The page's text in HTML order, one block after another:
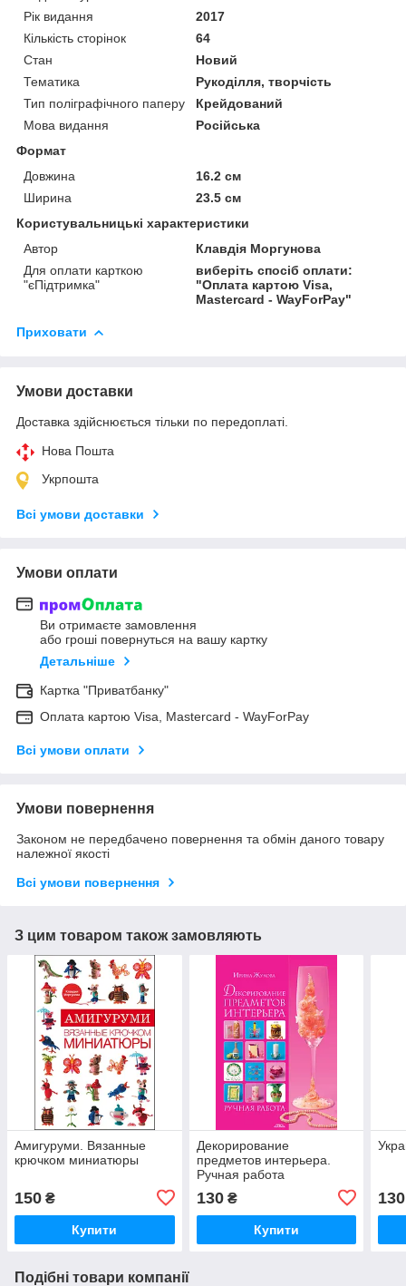
Рік видання
2017
Кількість сторінок
64
Стан
Новий
Тематика
Рукоділля, творчість
Тип поліграфічного паперу
Крейдований
Мова видання
Російська
Формат
Довжина
16.2 см
Ширина
23.5 см
Користувальницькі характеристики
Автор
Клавдія Моргунова
Для оплати карткою
"єПідтримка"
виберіть спосіб оплати:
"Оплата картою Visa,
Mastercard - WayForPay"
Приховати
Умови доставки
Доставка здійснюється тільки по передоплаті.
Нова Пошта
Укрпошта
Всі умови доставки
Умови оплати
Ви отримаєте замовлення
або гроші повернуться на вашу картку
Детальніше
Картка "Приватбанку"
Оплата картою Visa, Mastercard - WayForPay
Всі умови оплати
Умови повернення
Законом не передбачено повернення та обмін даного товару
належної якості
Всі умови повернення
З цим товаром також замовляють
Амигуруми. Вязанные
крючком миниатюры
150 ₴
Купити
Декорирование
предметов интерьера.
Ручная работа
130₴
Купити
130
Подібні товари компанії